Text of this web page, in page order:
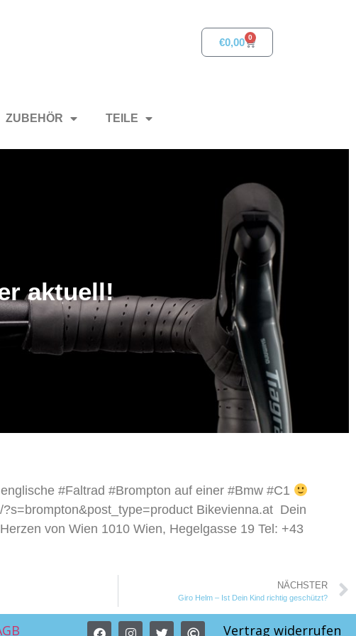
€0,00 0
ZUBEHÖR TEILE
aktuell!
#Faltrad #Brompton auf einer #Bmw #C1
?s=brompton&post_type=product Bikevienna.at Dein
von Wien 1010 Wien, Hegelgasse 19 Tel: +43
NÄCHSTER
Giro Helm – Ist Dein Kind richtig geschützt?
Vertrag widerrufen